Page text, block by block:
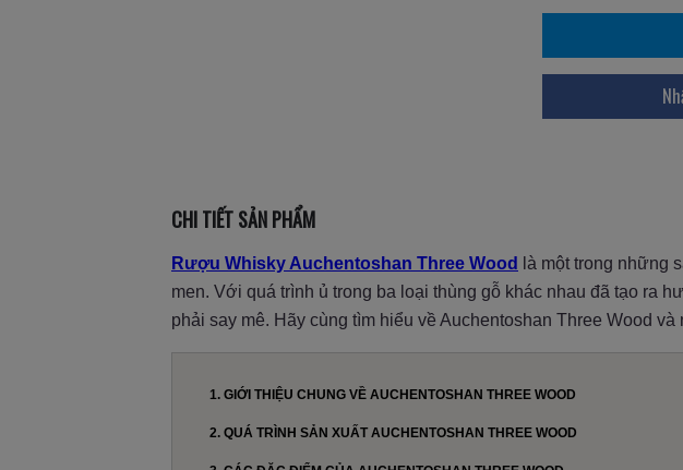
CHI TIẾT SẢN PHẨM
Rượu Whisky Auchentoshan Three Wood
là một trong những
men. Với quá trình ủ trong ba loại thùng gỗ khác nhau đã tạo ra
phải say mê. Hãy cùng tìm hiểu về Auchentoshan Three Wood
1. GIỚI THIỆU CHUNG VỀ AUCHENTOSHAN THREE WOOD
2. QUÁ TRÌNH SẢN XUẤT AUCHENTOSHAN THREE WOOD